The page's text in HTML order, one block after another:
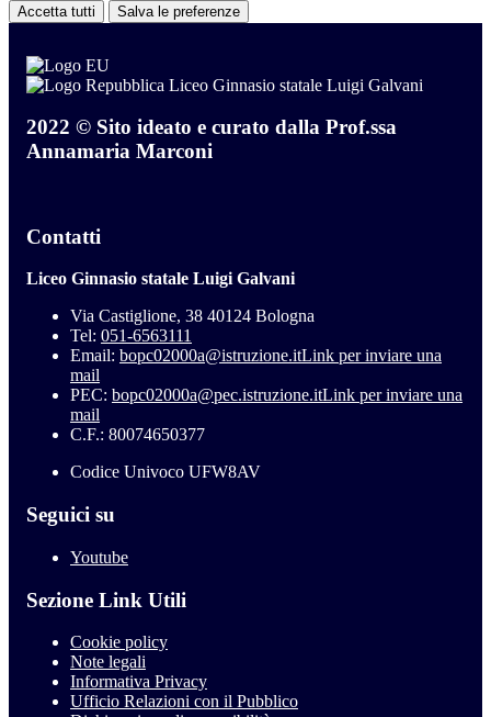
Accetta tutti Salva le preferenze
Liceo Ginnasio statale Luigi Galvani
2022 © Sito ideato e curato dalla Prof.ssa
Annamaria Marconi
Contatti
Liceo Ginnasio statale Luigi Galvani
Via Castiglione, 38 40124 Bologna
Tel: 051-6563111
Email: bopc02000a@istruzione.itLink per inviare una
mail
PEC: bopc02000a@pec.istruzione.itLink per inviare una
mail
C.F.: 80074650377
Codice Univoco UFW8AV
Seguici su
Youtube
Sezione Link Utili
Cookie policy
Note legali
Informativa Privacy
Ufficio Relazioni con il Pubblico